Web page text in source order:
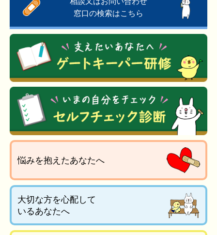
窓口の検索はこちら
悩みを抱えたあなたへ
大切な方を心配して
いるあなたへ